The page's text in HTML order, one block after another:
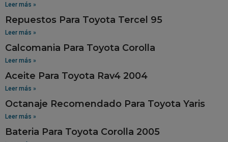
Leer más »
Repuestos Para Toyota Tercel 95
Leer más »
Calcomania Para Toyota Corolla
Leer más »
Aceite Para Toyota Rav4 2004
Leer más »
Octanaje Recomendado Para Toyota Yaris
Leer más »
Bateria Para Toyota Corolla 2005